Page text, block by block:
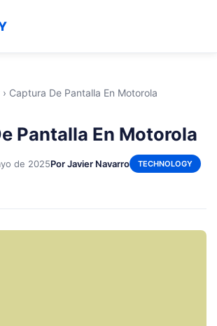
› Captura De Pantalla En Motorola
Pantalla En Motorola
de 2025Por Javier Navarro TECHNOLOGY